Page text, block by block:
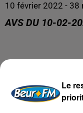
10 février 2022 - 38
AVS DU 10-02-
Le meilleur de la
Le